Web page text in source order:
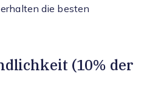
die besten
(10% der